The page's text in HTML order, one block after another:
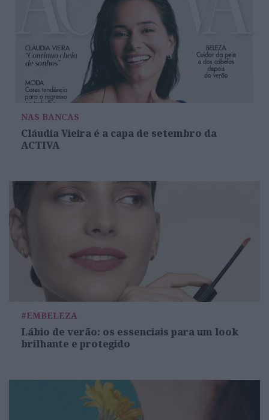
NAS BANCAS
Cláudia Vieira é a capa de setembro da
ACTIVA
#EMBELEZA
Lábio de verão: os essenciais para um look
brilhante e protegido